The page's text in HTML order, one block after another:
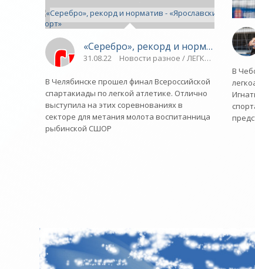
«Серебро», рекорд и норматив -
31.08.22 Новости разное / ЛЕГКАЯ
В Челябинске прошел финал Всероссийской
спартакиады по легкой атлетике. Отлично
выступила на этих соревнованиях в
секторе для метания молота воспитанница
рыбинской СШОР
В